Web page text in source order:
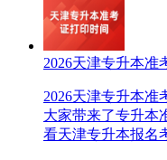
2026天津专升本准
2026天津专升本准
大家带来了专升本
看天津专升本报名